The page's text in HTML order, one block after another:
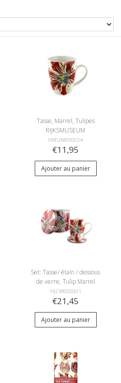
Tasse, Marrel, Tulipes
RIJKSMUSEUM
HMUW000034
€11,95
Ajouter au panier
Set: Tasse/ étain / dessous
de verre, Tulip Marrel
HJCW000001
€21,45
Ajouter au panier